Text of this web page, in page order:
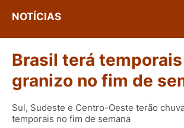
NOTÍCIAS
Brasil terá
granizo no fim de
Sul, Sudeste e Centro-Oeste terão
temporais no fim de semana